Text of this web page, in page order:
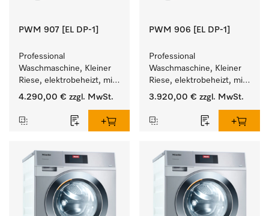
PWM 907 [EL DP-1]
Professional
Waschmaschine, Kleiner
Riese, elektrobeheizt, mit
Ablaufpumpe und
Programmen.
Leistung 7 kg  in 49 min .
4.290,00 € zzgl. MwSt.
PWM 906 [EL DP-1]
Professional
Waschmaschine, Kleiner
Riese, elektrobeheizt, mit
Ablaufpumpe und
Programmen.
Leistung 6 kg  in 49 min .
3.920,00 € zzgl. MwSt.